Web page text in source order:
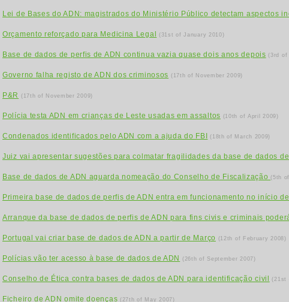
Lei de Bases do ADN: magistrados do Ministério Público detectam aspectos
Orçamento reforçado para Medicina Legal (31st of January 2010)
Base de dados de perfis de ADN continua vazia quase dois anos depois (3rd of
Governo falha registo de ADN dos criminosos (17th of November 2009)
P&R (17th of November 2009)
Polícia testa ADN em crianças de Leste usadas em assaltos (10th of April 2009)
Condenados identificados pelo ADN com a ajuda do FBI (18th of March 2009)
Juiz vai apresentar sugestões para colmatar fragilidades da base de dados de
Base de dados de ADN aguarda nomeação do Conselho de Fiscalização(5th
Primeira base de dados de perfis de ADN entra em funcionamento no início
Arranque da base de dados de perfis de ADN para fins civis e criminais
Portugal vai criar base de dados de ADN a partir de Março (12th of February 2008)
Polícias vão ter acesso à base de dados de ADN (26th of September 2007)
Conselho de Ética contra bases de dados de ADN para identificação civil (21st
Ficheiro de ADN omite doenças (27th of May 2007)